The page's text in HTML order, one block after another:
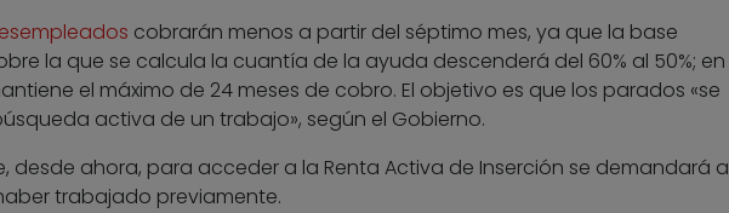
cobrarán menos a partir del séptimo mes, ya que la base
la que se calcula la cuantía de la ayuda descenderá del 60% al 50%; en
el máximo de 24 meses de cobro. El objetivo es que los parados «se
activa de un trabajo», según el Gobierno.
desde ahora, para acceder a la Renta Activa de Inserción se demandará a
trabajado previamente.